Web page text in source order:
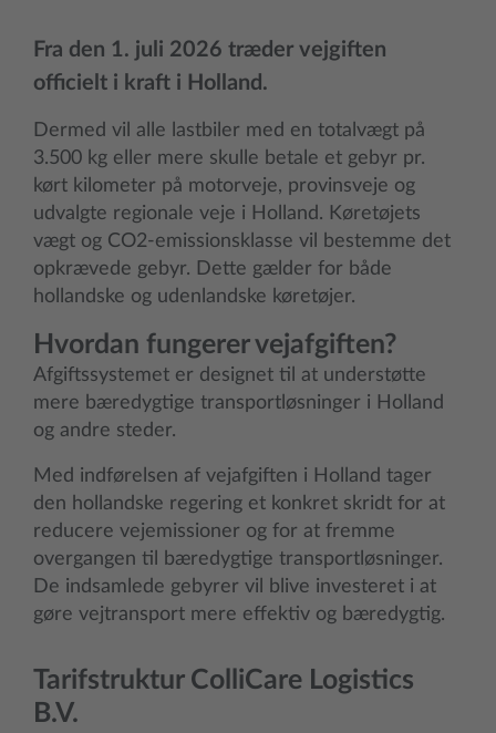
Fra den 1. juli 2026 træder vejgiften
officielt i kraft i Holland.
Dermed vil alle lastbiler med en totalvægt på
3.500 kg eller mere skulle betale et gebyr pr.
kørt kilometer på motorveje, provinsveje og
udvalgte regionale veje i Holland. Køretøjets
vægt og CO2-emissionsklasse vil bestemme det
opkrævede gebyr. Dette gælder for både
hollandske og udenlandske køretøjer.
Hvordan fungerer vejafgiften?
Afgiftssystemet er designet til at understøtte
mere bæredygtige transportløsninger i Holland
og andre steder.
Med indførelsen af vejafgiften i Holland tager
den hollandske regering et konkret skridt for at
reducere vejemissioner og for at fremme
overgangen til bæredygtige transportløsninger.
De indsamlede gebyrer vil blive investeret i at
gøre vejtransport mere effektiv og bæredygtig.
Tarifstruktur ColliCare Logistics
B.V.